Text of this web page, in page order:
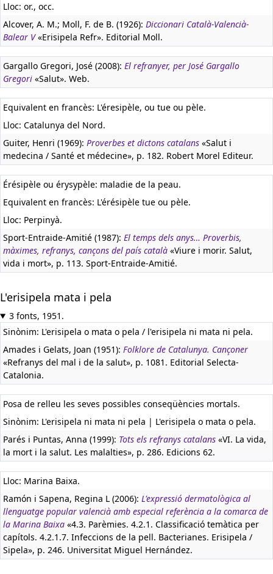
Lloc: or., occ.
Alcover, A. M.; Moll, F. de B. (1926): Diccionari Català-Valencià-
Balear V«Erisipela Refr». Editorial Moll.
Gargallo Gregori, José (2008): El refranyer, per José Gargallo
Gregori «Salut». Web.
Equivalent en francès: L'éresipèle, ou tue ou pèle.
Lloc: Catalunya del Nord.
Guiter, Henri (1969): Proverbes et dictons catalans «Salut i
medecina / Santé et médecine», p. 182. Robert Morel Editeur.
Érésipèle ou érysypèle: maladie de la peau.
Equivalent en francès: L'érésipèle tue ou pèle.
Lloc: Perpinyà.
Sport-Entraide-Amitié (1987): El temps dels anys… Proverbis,
màximes, refranys, cançons del país català «Viure i morir. Salut,
vida i mort», p. 113. Sport-Entraide-Amitié.
L'erisipela mata i pela
3 fonts, 1951.
Sinònim: L'erisipela o mata o pela / l'erisipela ni mata ni pela.
Amades i Gelats, Joan (1951): Folklore de Catalunya. Cançoner
«Refranys del mal i de la salut», p. 1081. Editorial Selecta-
Catalonia.
Posa de relleu les seves possibles conseqüències mortals.
Sinònim: L'erisipela ni mata ni pela | L'erisipela o mata o pela.
Parés i Puntas, Anna (1999): Tots els refranys catalans «VI. La vida,
la mort i la salut. Les malalties», p. 286. Edicions 62.
Lloc: Marina Baixa.
Ramón i Sapena, Regina L (2006): L'expressió dermatològica al
llenguatge popular valencià amb especial referència a la comarca de
la Marina Baixa «4.3. Parèmies. 4.2.1. Classificació temàtica per
capítols. 4.2.1.7. Infeccions de la pell. Bacterianes. Erisipela /
Sipela», p. 246. Universitat Miguel Hernández.